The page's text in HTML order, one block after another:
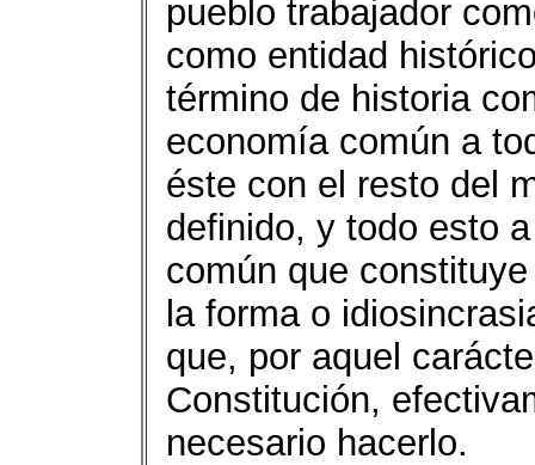
pueblo trabajador
como entidad
término de historia
economía común a
éste con el resto del
definido, y todo esto
común que
la forma o
que, por aquel
Constitución,
necesario hacerlo.